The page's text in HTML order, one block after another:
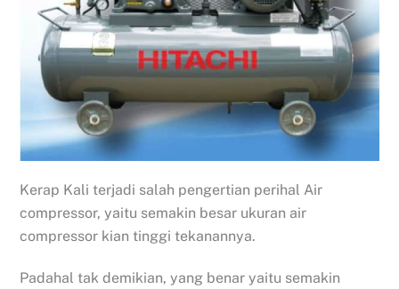
Kerap Kali terjadi salah pengertian perihal Air
compressor, yaitu semakin besar ukuran air
compressor kian tinggi tekanannya.
Padahal tak demikian, yang benar yaitu semakin